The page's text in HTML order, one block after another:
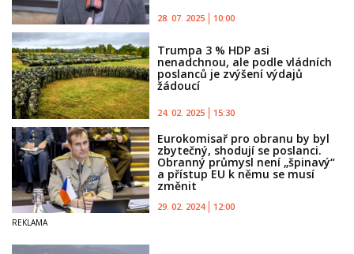
28. 07. 2025 10:00
Trumpa 3 % HDP asi
nenadchnou, ale podle vládních
poslanců je zvýšení výdajů
žádoucí
24. 02. 2025 15:30
Eurokomisař pro obranu by byl
zbytečný, shodují se poslanci.
Obranný průmysl není „špinavý“
a přístup EU k němu se musí
změnit
29. 02. 2024 12:00